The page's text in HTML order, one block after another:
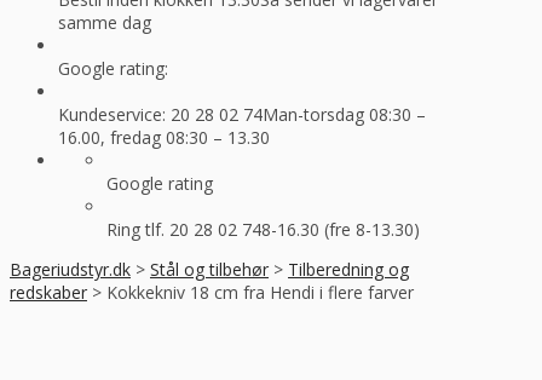
samme dag
Google rating:
Kundeservice: 20 28 02 74Man-torsdag 08:30 –
16.00, fredag 08:30 – 13.30
Google rating
Ring tlf. 20 28 02 748-16.30 (fre 8-13.30)
Bageriudstyr.dk > Stål og tilbehør > Tilberedning og
redskaber > Kokkekniv 18 cm fra Hendi i flere farver